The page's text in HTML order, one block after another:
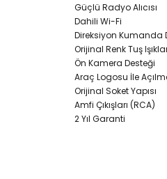
Güçlü Radyo Alıcısı
Dahili Wi-Fi
Direksiyon Kumanda
Orijinal Renk Tuş
Ön Kamera Desteği
Araç Logosu İle
Orijinal Soket Yapısı
Amfi Çıkışları (RCA)
2 Yıl Garanti